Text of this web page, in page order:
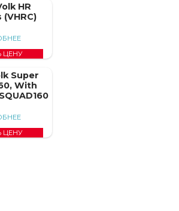
HR
ЦЕНУ
Super
With
ЦЕНУ